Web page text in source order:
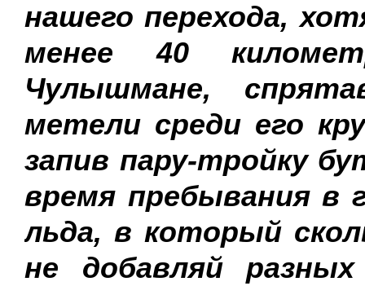
нашего перехода,
менее 40
Чулышмане,
метели среди его
запив пару-тройку
время пребывания в
льда, в который
не добавляй